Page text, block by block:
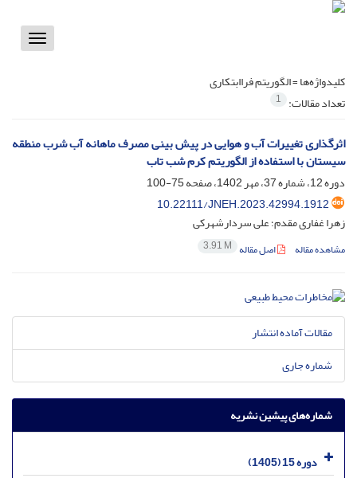
Toggle
کلیدواژه‌ها =الگوریتم فراابتکاری
تعداد مقالات: 1
اثرگذاری تغییرات آب و هوایی در پیش ‏بینی مصرف ماهانه آب شرب منطقه
سیستان با استفاده از الگوریتم کرم شب‏ تاب
دوره 12، شماره 37، مهر 1402، صفحه
75-100
10.22111/JNEH.2023.42994.1912
زهرا غفاری مقدم؛ علی سردارشهرکی
مشاهده مقاله اصل مقاله 3.91 M
مقالات آماده انتشار
شماره جاری
شماره‌های پیشین نشریه
دوره 15 (1405)